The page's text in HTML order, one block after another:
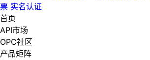
票 实名认证
首页
API市场
OPC社区
产品矩阵